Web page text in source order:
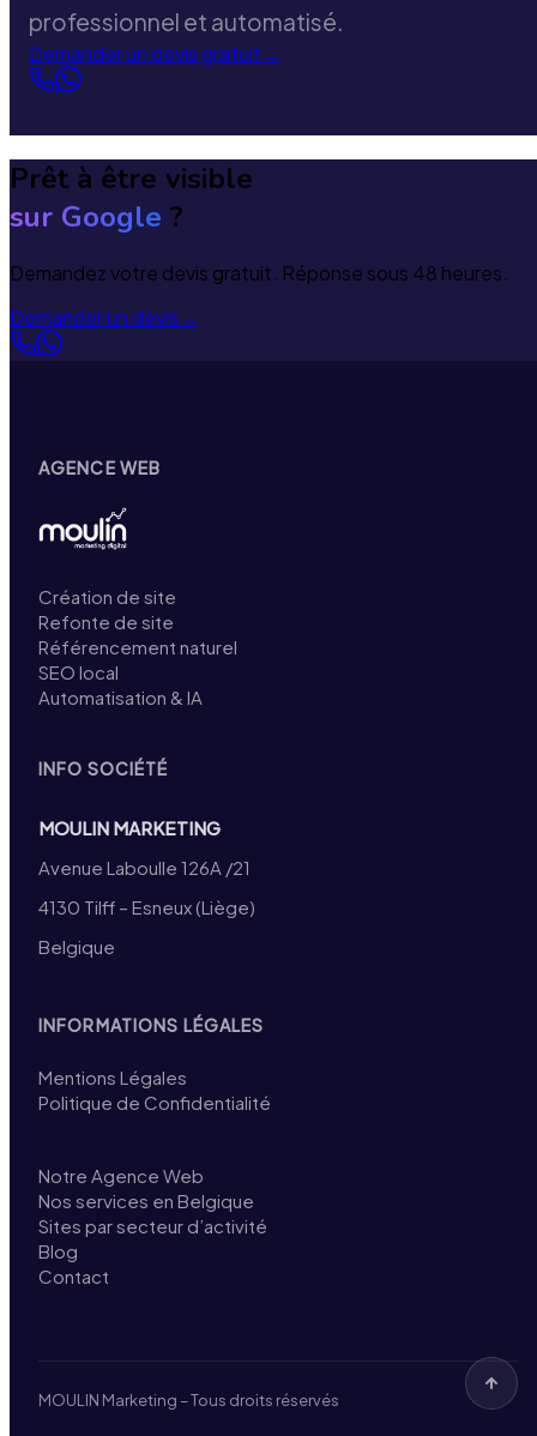
professionnel et automatisé.
Demander un devis gratuit→
Prêt à être visible
sur Google ?
Demandez votre devis gratuit. Réponse sous 48 heures.
Demander un devis→
AGENCE WEB
Création de site
Refonte de site
Référencement naturel
SEO local
Automatisation & IA
INFO SOCIÉTÉ
MOULIN MARKETING
Avenue Laboulle 126A /21
4130 Tilff – Esneux (Liège)
Belgique
INFORMATIONS LÉGALES
Mentions Légales
Politique de Confidentialité
Notre Agence Web
Nos services en Belgique
Sites par secteur d’activité
Blog
Contact
MOULIN Marketing – Tous droits réservés